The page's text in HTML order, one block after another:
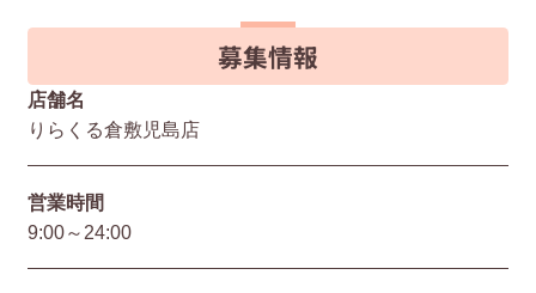
募集情報
店舗名
りらくる倉敷児島店
営業時間
9:00～24:00